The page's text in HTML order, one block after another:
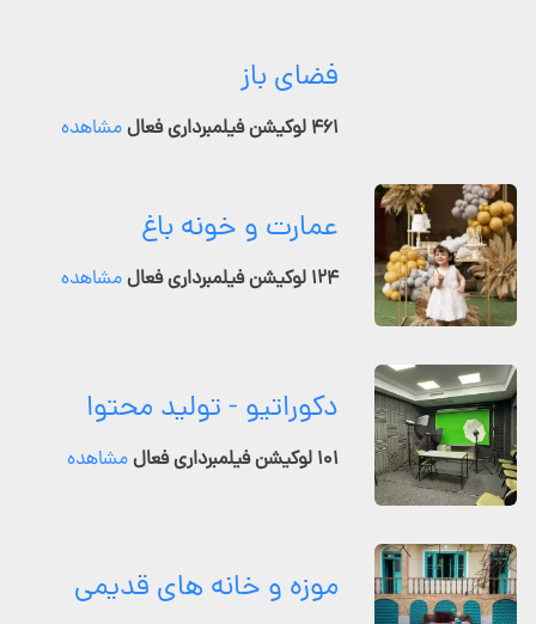
فضای باز
۴۶۱ لوکیشن فیلمبرداری فعال مشاهده
عمارت و خونه باغ
۱۲۴ لوکیشن فیلمبرداری فعال مشاهده
دکوراتیو - تولید محتوا
۱۰۱ لوکیشن فیلمبرداری فعال مشاهده
موزه و خانه های قدیمی